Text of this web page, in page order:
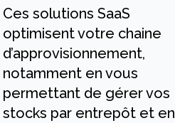
Ces solutions SaaS
optimisent votre chaine
d’approvisionnement,
notamment en vous
permettant de gérer vos
stocks par entrepôt et en